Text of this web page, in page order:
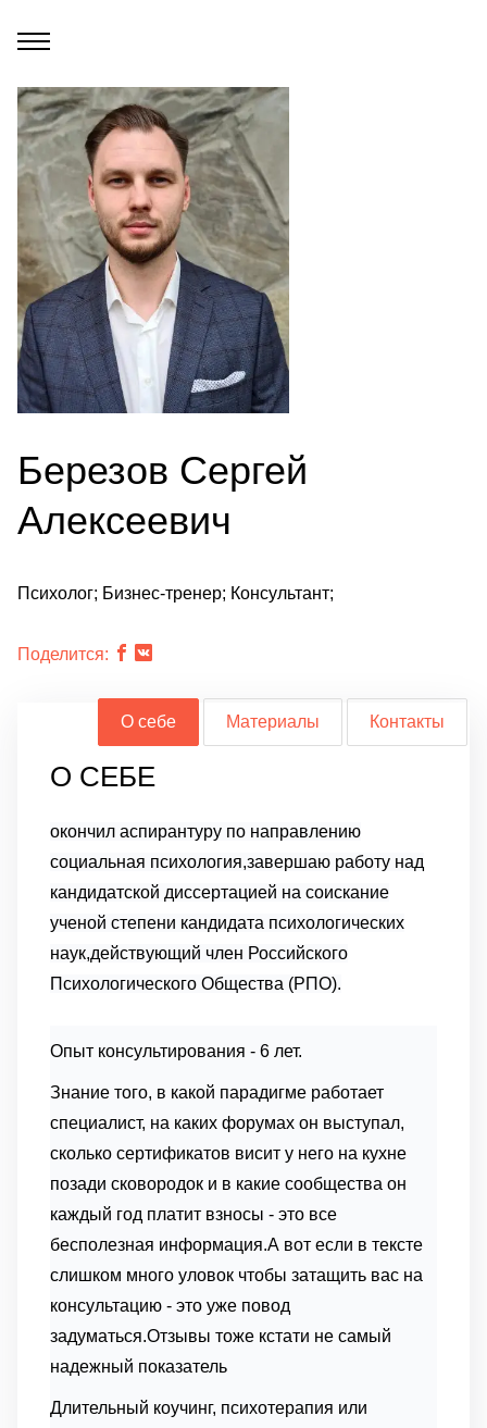
Березов Сергей
Алексеевич
Психолог; Бизнес-тренер; Консультант;
Поделится:
О себе Материалы Контакты
О СЕБЕ
окончил аспирантуру по направлению
социальная психология,завершаю работу над
кандидатской диссертацией на соискание
ученой степени кандидата психологических
наук,действующий член Российского
Психологического Общества (РПО).
Опыт консультирования - 6 лет.
Знание того, в какой парадигме работает
специалист, на каких форумах он выступал,
сколько сертификатов висит у него на кухне
позади сковородок и в какие сообщества он
каждый год платит взносы - это все
бесполезная информация.А вот если в тексте
слишком много уловок чтобы затащить вас на
консультацию - это уже повод
задуматься.Отзывы тоже кстати не самый
надежный показатель
Длительный коучинг, психотерапия или